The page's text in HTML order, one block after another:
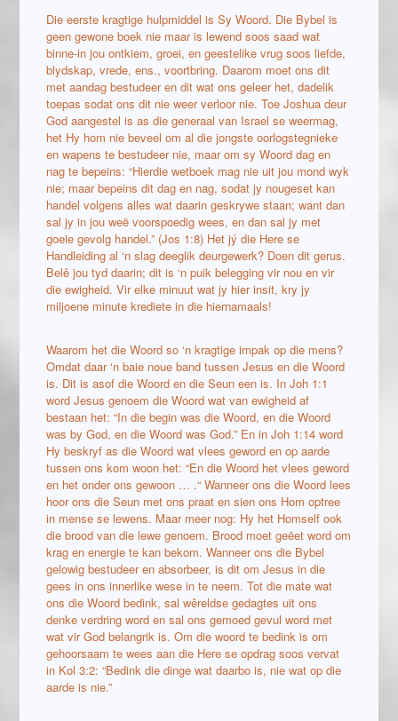
Die eerste kragtige hulpmiddel is Sy Woord. Die Bybel is
geen gewone boek nie maar is lewend soos saad wat
binne-in jou ontkiem, groei, en geestelike vrug soos liefde,
blydskap, vrede, ens., voortbring. Daarom moet ons dit
met aandag bestudeer en dit wat ons geleer het, dadelik
toepas sodat ons dit nie weer verloor nie. Toe Joshua deur
God aangestel is as die generaal van Israel se weermag,
het Hy hom nie beveel om al die jongste oorlogstegnieke
en wapens te bestudeer nie, maar om sy Woord dag en
nag te bepeins: “Hierdie wetboek mag nie uit jou mond wyk
nie; maar bepeins dit dag en nag, sodat jy nougeset kan
handel volgens alles wat daarin geskrywe staan; want dan
sal jy in jou weë voorspoedig wees, en dan sal jy met
goeie gevolg handel.” (Jos 1:8) Het jý die Here se
Handleiding al ‘n slag deeglik deurgewerk? Doen dit gerus.
Belê jou tyd daarin; dit is ‘n puik belegging vir nou en vir
die ewigheid. Vir elke minuut wat jy hier insit, kry jy
miljoene minute krediete in die hiernamaals!
Waarom het die Woord so ‘n kragtige impak op die mens?
Omdat daar ‘n baie noue band tussen Jesus en die Woord
is. Dit is asof die Woord en die Seun een is. In Joh 1:1
word Jesus genoem die Woord wat van ewigheid af
bestaan het: “In die begin was die Woord, en die Woord
was by God, en die Woord was God.” En in Joh 1:14 word
Hy beskryf as die Woord wat vlees geword en op aarde
tussen ons kom woon het: “En die Woord het vlees geword
en het onder ons gewoon … .“ Wanneer ons die Woord lees
hoor ons die Seun met ons praat en sien ons Hom optree
in mense se lewens. Maar meer nog: Hy het Homself ook
die brood van die lewe genoem. Brood moet geëet word om
krag en energie te kan bekom. Wanneer ons die Bybel
gelowig bestudeer en absorbeer, is dit om Jesus in die
gees in ons innerlike wese in te neem. Tot die mate wat
ons die Woord bedink, sal wêreldse gedagtes uit ons
denke verdring word en sal ons gemoed gevul word met
wat vir God belangrik is. Om die woord te bedink is om
gehoorsaam te wees aan die Here se opdrag soos vervat
in Kol 3:2: “Bedink die dinge wat daarbo is, nie wat op die
aarde is nie.”